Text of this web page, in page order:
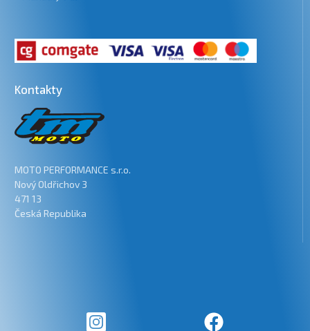
Kontakty
MOTO PERFORMANCE s.r.o.
Nový Oldřichov 3
471 13
Česká Republika